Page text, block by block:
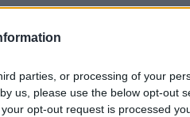
parties, or processing of your
us, please use the below opt-out
opt-out request is processed